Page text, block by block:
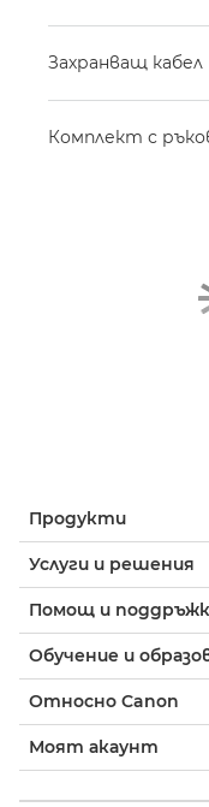
Захранващ кабел
Комплект с
Продукти
Услуги и решения
Помощ и
Обучение и
Относно Canon
Моят акаунт